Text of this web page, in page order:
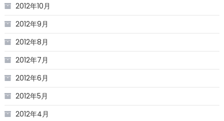
2012年10月
2012年9月
2012年8月
2012年7月
2012年6月
2012年5月
2012年4月